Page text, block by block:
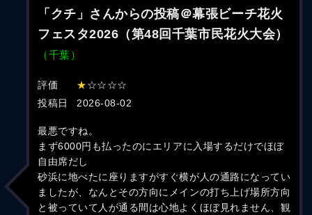
「クチ」さんからの投稿＠幕張ビーチ花火
フェスタ2026（第48回千葉市民花火大会）
（千葉）
評価 ★☆☆☆☆
投稿日
2026-08-02
最悪ですね。
まず6000円も払ったのにエリアに入場するだけでほぼ
自由席だし
砂浜に地べたに座りますがすぐ横が人の通路になってい
ましたが、なんとその方向にメインの打ち上げ場所方向
と被っていて人が通る間は心地よくほぼ見れません、観